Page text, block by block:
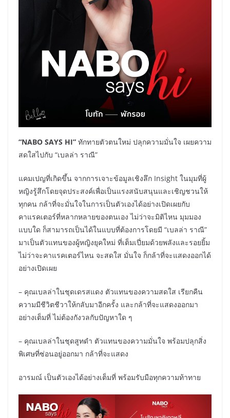
“NABO SAYS HI” ทักทายตัวตนใหม่ ปลุกความมั่นใจ เผยความ
สดใสไปกับ “เบลล่า ราณี”
แคมเปญที่เกิดขึ้น จากการเจาะข้อมูลเชิงลึก Insight ในมุมที่ผู้
หญิงรู้สึกโดยจุดประสงค์เพื่อเป็นแรงสนับสนุนและเชิญชวนให้
ทุกคน กล้าที่จะมั่นใจในการเป็นตัวเองได้อย่างเปิดเผยกับ
คาแรคเตอร์ที่หลากหลายของตนเอง ไม่ว่าจะมิติไหน มุมมอง
แบบใด ก็สามารถเป็นได้ในแบบที่ต้องการโดยมี “เบลล่า ราณี”
มาเป็นตัวแทนของผู้หญิงยุคใหม่ ที่เต็มเปี่ยมด้วยพลังและรอยยิ้ม
ไม่ว่าจะคาแรคเตอร์ไหน จะสดใส มั่นใจ ก็กล้าที่จะแสดงออกได้
อย่างเปิดเผย
– คุณเบลล่าในชุดเดรสแดง ตัวแทนของความสดใส เรียกคืน
ความมีชีวิตชีวาให้กลับมาอีกครั้ง และกล้าที่จะแสดงออกมา
อย่างเต็มที่ ไม่ต้องกังวลกับปัญหาใด ๆ
– คุณเบลล่าในชุดสูทดำ ตัวแทนของความมั่นใจ พร้อมปลุกสิ่ง
พิเศษที่ซ่อนอยู่ออกมา กล้าที่จะแสดง
อารมณ์ เป็นตัวเองได้อย่างเต็มที่ พร้อมรับมือทุกความท้าทาย